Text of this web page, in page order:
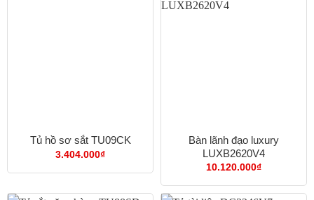
Tủ hồ sơ sắt TU09CK
3.404.000₫
Bàn lãnh đạo luxury
LUXB2620V4
10.120.000₫